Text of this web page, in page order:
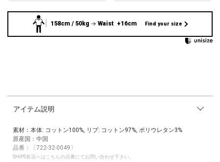
158cm / 50kg Waist +16cm Find your size
アイテム説明
素材：本体: コットン100%, リブ: コットン97%, ポリウレタン3%
原産国：中国
品番：〔722-32-0049〕
SHIPS各店へはこちらの品番にてお問い合わせ下さい。